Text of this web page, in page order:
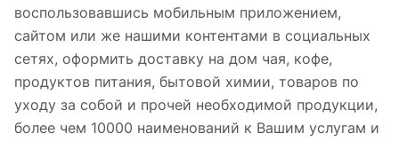
воспользовавшись мобильным приложением,
сайтом или же нашими контентами в социальных
сетях, оформить доставку на дом чая, кофе,
продуктов питания, бытовой химии, товаров по
уходу за собой и прочей необходимой продукции,
более чем 10000 наименований к Вашим услугам и